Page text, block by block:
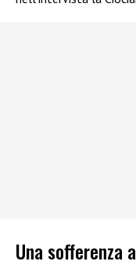
Una sofferenza